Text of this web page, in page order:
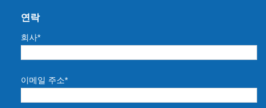
연락
회사*
이메일 주소*